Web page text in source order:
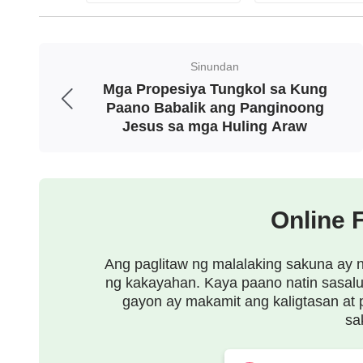
matutupad—sila ay magaganap. Bagaman
magbabalik nang palihim, at ang
Kanyang pagdating nang hayagan. Iyon ay,
darating sa lihim, at pagkatapos niyon ay
“Una sa lihim at pagkatapos ay hayagan!”
“Oo, sa pagbabalik ng Panginoon, una
Siya sa ulap at hayagang magpapakita sa
ipinaliwanag niya.
Sabik kong sinabi, “Kung gayon Siya ay
Sinundan
Mga Propesiya Tungkol sa Kung
Paano Babalik ang Panginoong
Jesus sa mga Huling Araw
Online
Ang paglitaw ng malalaking sakuna ay
ng kakayahan. Kaya paano natin
gayon ay makamit ang kaligtasan at